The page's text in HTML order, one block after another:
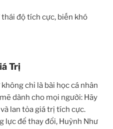
thái độ tích cực, biến khó
Trị
chỉ là bài học cá nhân
dành cho mọi người: Hãy
lan tỏa giá trị tích cực.
lực để thay đổi, Huỳnh Như